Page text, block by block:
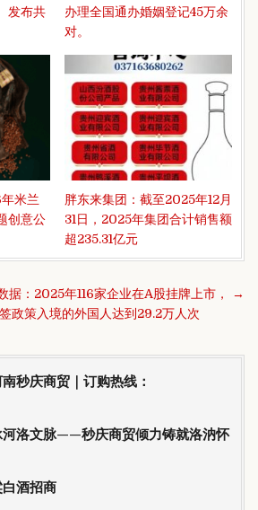
发布共
办理全国通办婚姻登记45万余
对。
米兰
创意公
胖东来集团：截至2025年12月
31日，2025年集团合计销售额
超235.31亿元
据：2025年116家企业在A股挂牌上市， →
政策入境的外国人达到29.2万人次
秒庆商贸｜订购热线：
河洛文脉——秒庆商贸倾力铸就洛汭怀
酒招商